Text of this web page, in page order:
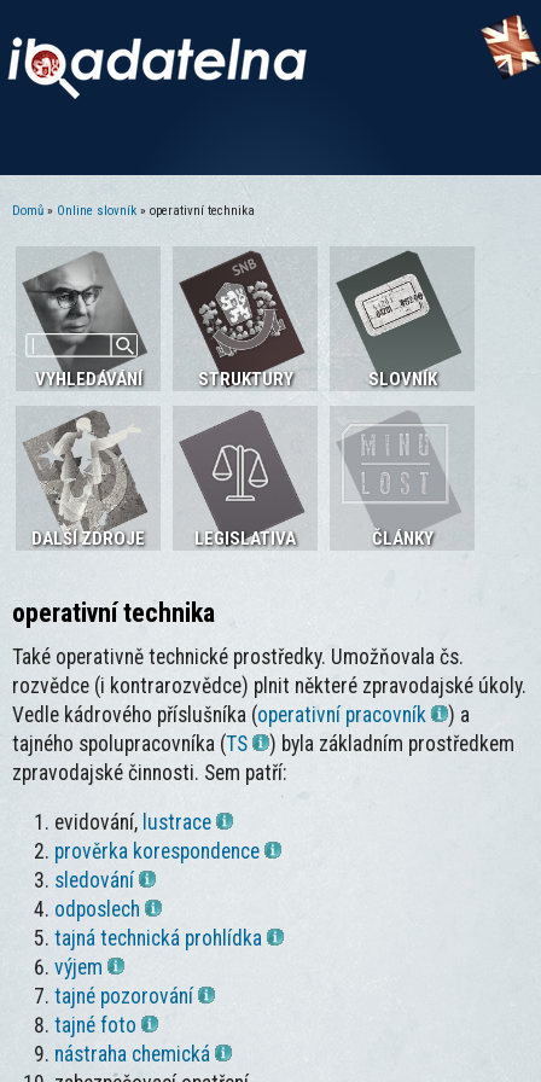
Domů » Online slovník » operativní technika
VYHLEDÁVÁNÍ STRUKTURY SLOVNÍK
DALŠÍ ZDROJE LEGISLATIVA ČLÁNKY
operativní technika
Také operativně technické prostředky. Umožňovala čs.
rozvědce (i kontrarozvědce) plnit některé zpravodajské úkoly.
Vedle kádrového příslušníka (operativní pracovník
) a
tajného spolupracovníka (TS
) byla základním prostředkem
zpravodajské činnosti. Sem patří:
evidování, lustrace
prověrka korespondence
sledování
odposlech
tajná technická prohlídka
výjem
tajné pozorování
tajné foto
nástraha chemická